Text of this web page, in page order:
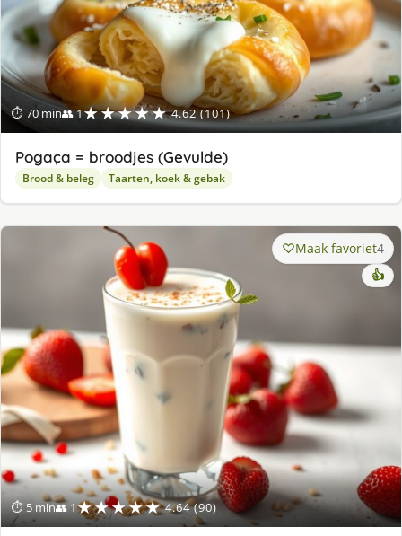
⏱ 70 min👥 1★★★★★ 4.62 (101)
Pogaça = broodjes (Gevulde)
Brood & beleg Taarten, koek & gebak
⏱ 5 min👥 1★★★★★ 4.64 (90)
Maak favoriet4
👍